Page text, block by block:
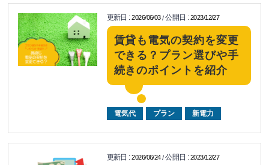
更新日 :2026/06/03/公開日 :2023/12/27
賃貸も電気の契約を変更
できる？プラン選びや手
続きのポイントを紹介
電気代 プラン 新電力
更新日 :2026/06/24/公開日 :2023/12/27